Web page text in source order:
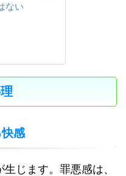
ない
感
じます。罪悪感は、